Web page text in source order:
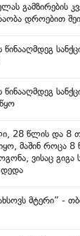
გამზირების
დროებით
28 წლის და 8
მაშინ როცა 8
ვისაც გიგა
დედა
მტერი” -